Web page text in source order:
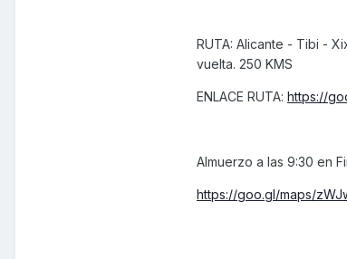
RUTA: Alicante - Tibi -
vuelta. 250 KMS
ENLACE RUTA: https://
Almuerzo a las 9:30 en
https://goo.gl/maps/